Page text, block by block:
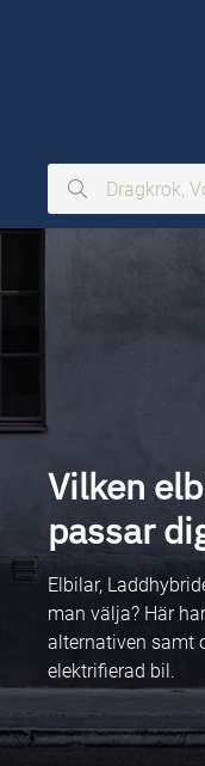
Dragkrok,
Volvo
Vilken
passar
Elbilar,
man välja? Här
alternativen samt
elektrifierad bil.